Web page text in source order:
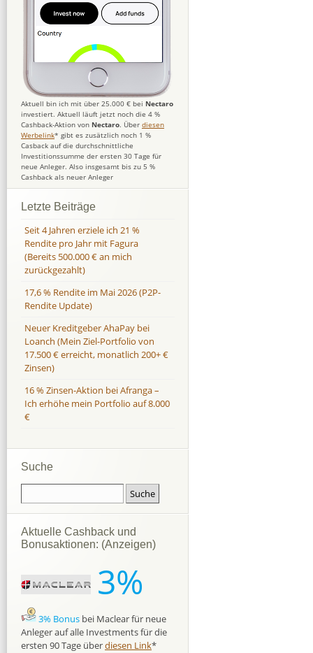
Aktuell bin ich mit über 25.000 € bei Nectaro
investiert. Aktuell läuft jetzt noch die 4 %
Cashback-Aktion von Nectaro. Über diesen
Werbelink* gibt es zusätzlich noch 1 %
Casback auf die durchschnittliche
Investitionssumme der ersten 30 Tage für
neue Anleger. Also insgesamt bis zu 5 %
Cashback als neuer Anleger
Letzte Beiträge
Seit 4 Jahren erziele ich 21 %
Rendite pro Jahr mit Fagura
(Bereits 500.000 € an mich
zurückgezahlt)
17,6 % Rendite im Mai 2026 (P2P-
Rendite Update)
Neuer Kreditgeber AhaPay bei
Loanch (Mein Ziel-Portfolio von
17.500 € erreicht, monatlich 200+ €
Zinsen)
16 % Zinsen-Aktion bei Afranga –
Ich erhöhe mein Portfolio auf 8.000
€
Suche
Aktuelle Cashback und
Bonusaktionen: (Anzeigen)
3%
3% Bonus bei Maclear für neue
Anleger auf alle Investments für die
ersten 90 Tage überdiesen Link*